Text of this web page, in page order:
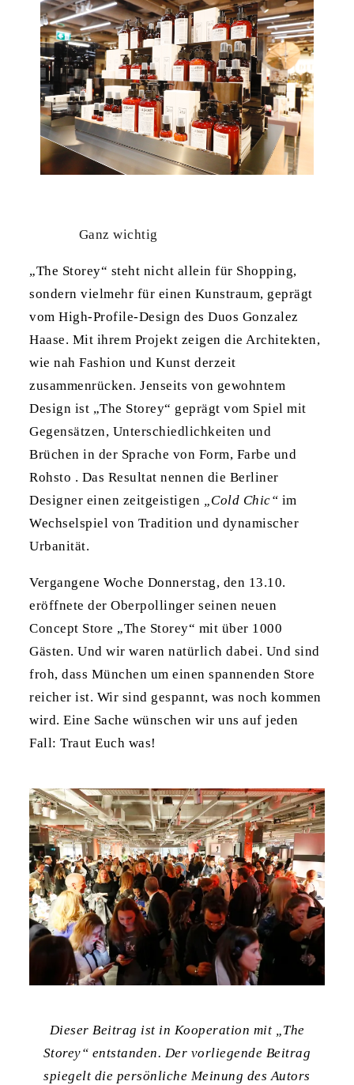
Ganz wichtig
„The Storey“ steht nicht allein für Shopping,
sondern vielmehr für einen Kunstraum, geprägt
vom High-Profile-Design des Duos Gonzalez
Haase. Mit ihrem Projekt zeigen die Architekten,
wie nah Fashion und Kunst derzeit
zusammenrücken. Jenseits von gewohntem
Design ist „The Storey“ geprägt vom Spiel mit
Gegensätzen, Unterschiedlichkeiten und
Brüchen in der Sprache von Form, Farbe und
Rohsto . Das Resultat nennen die Berliner
Designer einen zeitgeistigen „Cold Chic“ im
Wechselspiel von Tradition und dynamischer
Urbanität.
Vergangene Woche Donnerstag, den 13.10.
eröffnete der Oberpollinger seinen neuen
Concept Store „The Storey“ mit über 1000
Gästen. Und wir waren natürlich dabei. Und sind
froh, dass München um einen spannenden Store
reicher ist. Wir sind gespannt, was noch kommen
wird. Eine Sache wünschen wir uns auf jeden
Fall: Traut Euch was!
Dieser Beitrag ist in Kooperation mit „The
Storey“ entstanden. Der vorliegende Beitrag
spiegelt die persönliche Meinung des Autors